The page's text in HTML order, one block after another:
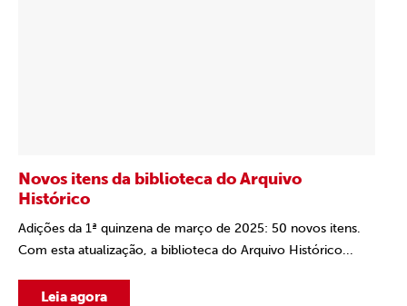
Novos itens da biblioteca do Arquivo
Histórico
Adições da 1ª quinzena de março de 2025: 50 novos itens.
Com esta atualização, a biblioteca do Arquivo Histórico...
Leia agora